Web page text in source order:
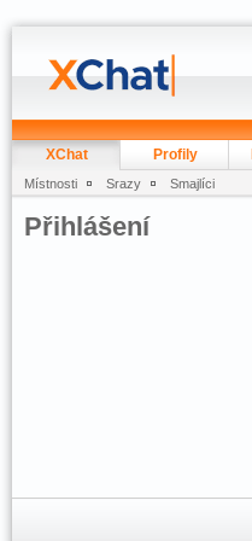
XChat Profily
Místnosti Srazy Smajlíci
Přihlášení